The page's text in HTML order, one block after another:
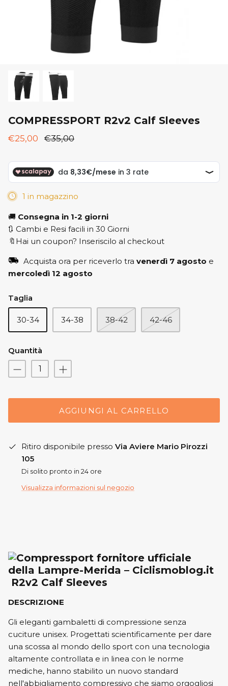
New Balance
COMPRESSPORT R2v2 Calf Sleeves
€25,00 €35,00
1 in magazzino
🚚 Consegna in 1-2 giorni
🔃 Cambi e Resi facili in 30 Giorni
🔖Hai un coupon? Inseriscilo al checkout
Acquista ora per riceverlo tra venerdì 7 agosto e
mercoledì 12 agosto
Taglia
30-34 34-38 38-42 42-46
Quantità
AGGIUNGI AL CARRELLO
Ritiro disponibile presso Via Aviere Mario Pirozzi
105
Di solito pronto in 24 ore
Visualizza informazioni sul negozio
R2v2 Calf Sleeves
DESCRIZIONE
Gli eleganti gambaletti di compressione senza
cuciture unisex. Progettati scientificamente per dare
una scossa al mondo dello sport con una tecnologia
altamente controllata e in linea con le norme
mediche, hanno stabilito un nuovo standard
nell'abbigliamento compressivo che siamo orgogliosi